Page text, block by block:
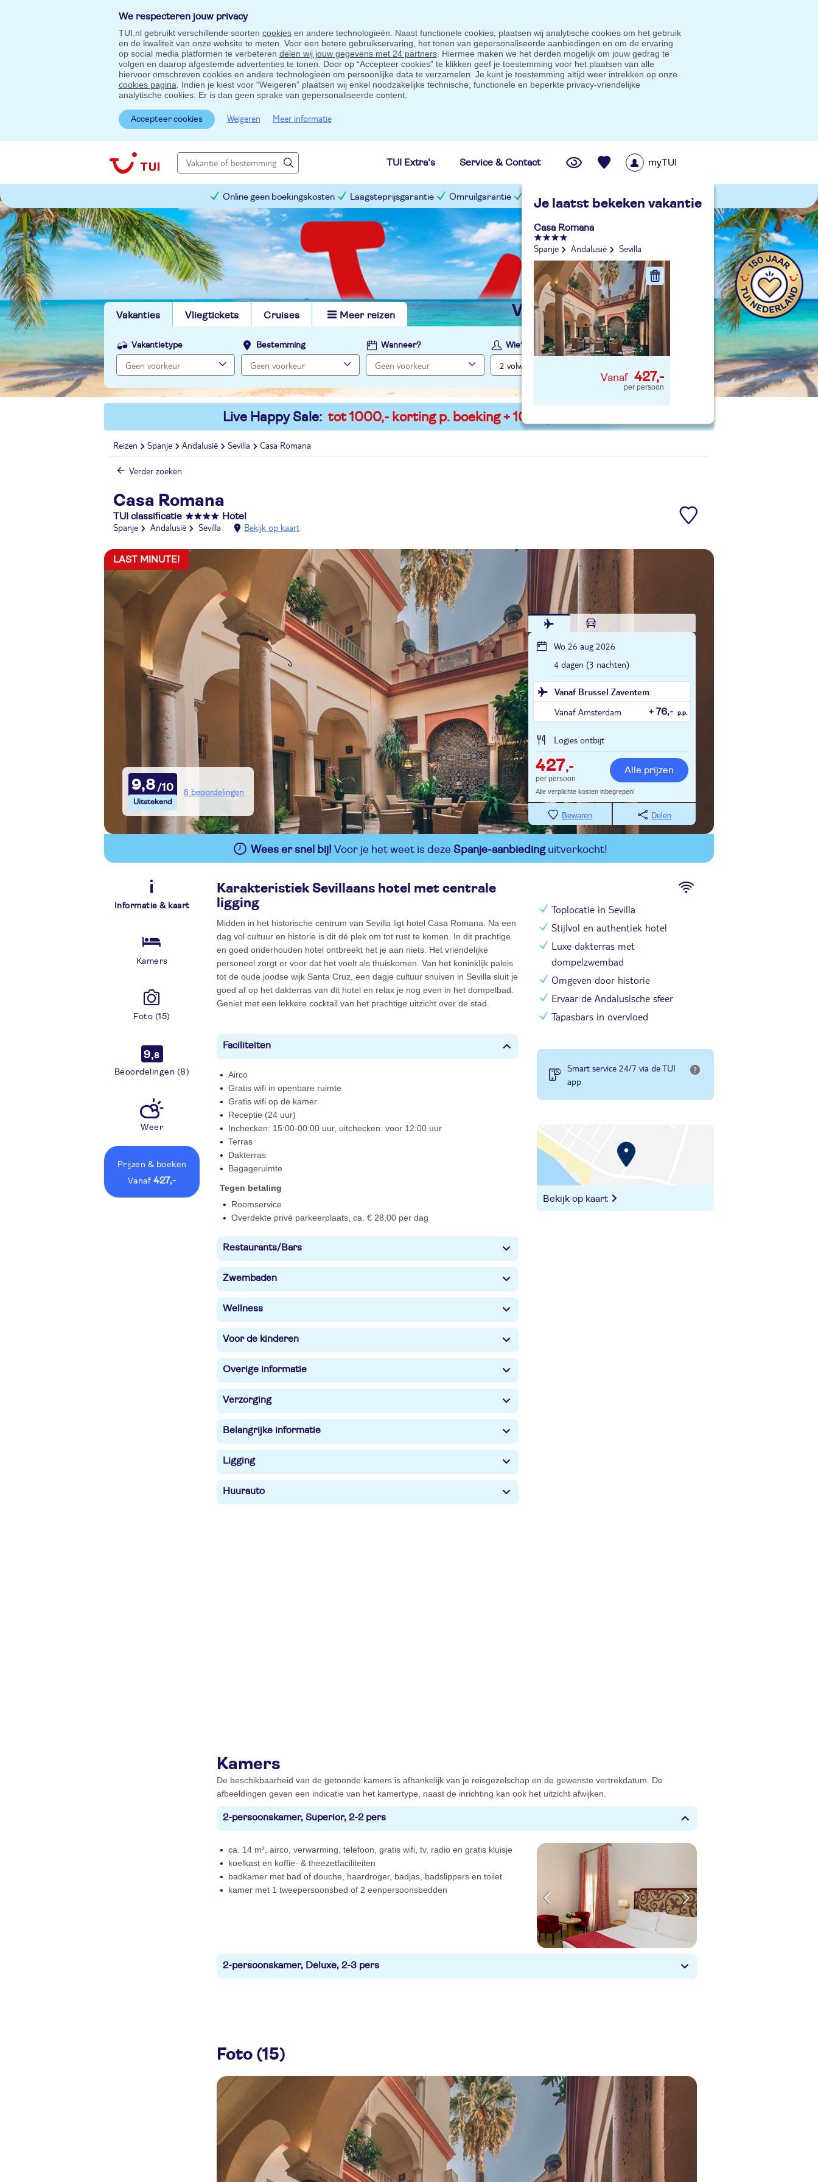
We respecteren jouw privacy
TUI.nl gebruikt verschillende soorten cookiesen andere technologieën. Naast functionele cookies, plaatsen wij analytische cookies om het gebruik
en de kwaliteit van onze website te meten. Voor een betere gebruikservaring, het tonen van gepersonaliseerde aanbiedingen en om de ervaring
op social media platformen te verbeteren delen wij jouw gegevens met 24 partners. Hiermee maken we het derden mogelijk om jouw gedrag te
volgen en daarop afgestemde advertenties te tonen. Door op “Accepteer cookies” te klikken geef je toestemming voor het plaatsen van alle
hiervoor omschreven cookies en andere technologieën om persoonlijke data te verzamelen. Je kunt je toestemming altijd weer intrekken op onze
cookies pagina . Indien je kiest voor “Weigeren” plaatsen wij enkel noodzakelijke technische, functionele en beperkte privacy-vriendelijke
analytische cookies. Er is dan geen sprake van gepersonaliseerde content.
Accepteer cookies Weigeren Meer informatie
TUI Extra's Service & Contact
Je laatst bekeken vakantie
Casa Romana
Spanje Andalusië Sevilla
427,-
per persoon
myTUI
Online geen boekingskosten Laagsteprijsgarantie Omruilgarantie Slimme prijsgarantie
Vakanties Vliegtickets Cruises Meer reizen vind jouw ideale vakantie
Vakantietype Bestemming Wanneer? Wie?
Live Happy Sale: tot 1000,- korting p. boeking + 100,- p. kind
Reizen Spanje Andalusië Sevilla Casa Romana
Verder zoeken
Casa Romana
TUI classificatie Hotel
Spanje Andalusië Sevilla Bekijk op kaart
9,8 8 beoordelingen
LAST MINUTE!
Wo 26 aug 2026
4 dagen (3 nachten)
Vanaf Brussel Zaventem
Vanaf Amsterdam
+ 76,- p.p.
Logies ontbijt
427,-
per persoon
Alle prijzen
Alle verplichte kosten inbegrepen!
Bewaren Delen
Wees er snel bij! Voor je het weet is deze Spanje-aanbiedinguitverkocht!
Informatie & kaart
Kamers
Foto (15)
9,8
Beoordelingen (8)
Weer
Prijzen & boeken
vanaf 427,-
Karakteristiek Sevillaans hotel met centrale
ligging
Midden in het historische centrum van Sevilla ligt hotel Casa Romana. Na een
dag vol cultuur en historie is dit dé plek om tot rust te komen. In dit prachtige
en goed onderhouden hotel ontbreekt het je aan niets. Het vriendelijke
personeel zorgt er voor dat het voelt als thuiskomen. Van het koninklijk paleis
tot de oude joodse wijk Santa Cruz, een dagje cultuur snuiven in Sevilla sluit je
goed af op het dakterras van dit hotel en relax je nog even in het dompelbad.
Geniet met een lekkere cocktail van het prachtige uitzicht over de stad.
Faciliteiten
Airco
Gratis wifi in openbare ruimte
Gratis wifi op de kamer
Receptie (24 uur)
Inchecken: 15:00-00:00 uur, uitchecken: voor 12:00 uur
Terras
Dakterras
Bagageruimte
Tegen betaling
Roomservice
Overdekte privé parkeerplaats, ca. € 28,00 per dag
Restaurants/Bars
Zwembaden
Wellness
Voor de kinderen
Overige informatie
Verzorging
Belangrijke informatie
Ligging
Huurauto
Toplocatie in Sevilla
Stijlvol en authentiek hotel
Luxe dakterras met
dompelzwembad
Omgeven door historie
Ervaar de Andalusische sfeer
Tapasbars in overvloed
Smart service 24/7 via de TUI
app
Bekijk op kaart
Kamers
De beschikbaarheid van de getoonde kamers is afhankelijk van je reisgezelschap en de gewenste vertrekdatum. De
afbeeldingen geven een indicatie van het kamertype, naast de inrichting kan ook het uitzicht afwijken.
2-persoonskamer, Superior, 2-2 pers
ca. 14 m², airco, verwarming, telefoon, gratis wifi, tv, radio en gratis kluisje
koelkast en koffie- & theezetfaciliteiten
badkamer met bad of douche, haardroger, badjas, badslippers en toilet
kamer met 1 tweepersoonsbed of 2 eenpersoonsbedden
2-persoonskamer, Deluxe, 2-3 pers
Foto (15)